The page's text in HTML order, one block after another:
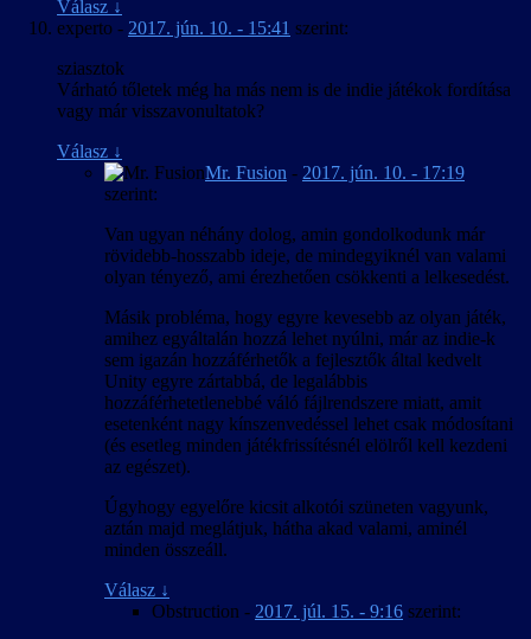
Válasz ↓
experto - 2017. jún. 10. - 15:41 szerint:
sziasztok
Várható tőletek még ha más nem is de indie játékok fordítása
vagy már visszavonultatok?
Válasz ↓
Mr. Fusion - 2017. jún. 10. - 17:19
szerint:
Van ugyan néhány dolog, amin gondolkodunk már
rövidebb-hosszabb ideje, de mindegyiknél van valami
olyan tényező, ami érezhetően csökkenti a lelkesedést.
Másik probléma, hogy egyre kevesebb az olyan játék,
amihez egyáltalán hozzá lehet nyúlni, már az indie-k
sem igazán hozzáférhetők a fejlesztők által kedvelt
Unity egyre zártabbá, de legalábbis
hozzáférhetetlenebbé váló fájlrendszere miatt, amit
esetenként nagy kínszenvedéssel lehet csak módosítani
(és esetleg minden játékfrissítésnél elölről kell kezdeni
az egészet).
Úgyhogy egyelőre kicsit alkotói szüneten vagyunk,
aztán majd meglátjuk, hátha akad valami, aminél
minden összeáll.
Válasz ↓
Obstruction - 2017. júl. 15. - 9:16 szerint: